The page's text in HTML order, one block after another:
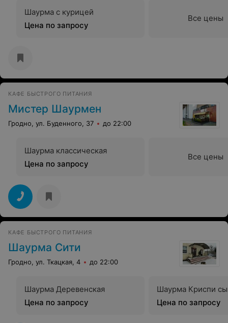
Шаурма с курицей
Цена по запросу
Все цены
КАФЕ БЫСТРОГО ПИТАНИЯ
Мистер Шаурмен
Гродно, ул. Буденного, 37 до 22:00
Шаурма классическая
Цена по запросу
Все цены
КАФЕ БЫСТРОГО ПИТАНИЯ
Шаурма Сити
Гродно, ул. Ткацкая, 4 до 22:00
Шаурма Деревенская
Цена по запросу
Шаурма Криспи
Цена по запросу